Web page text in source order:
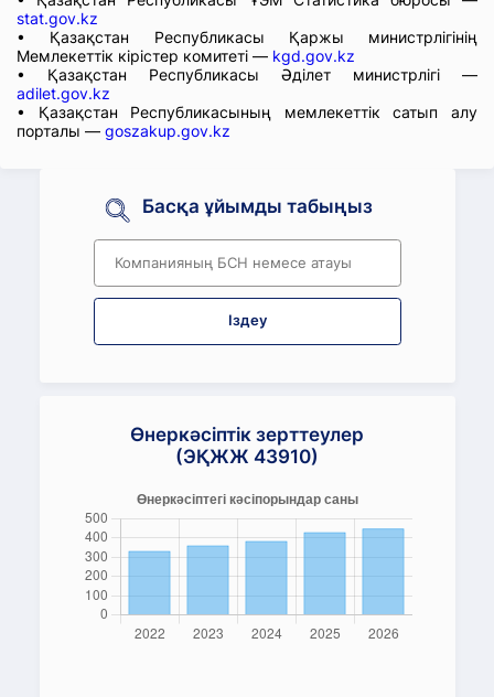
stat.gov.kz
• Қазақстан Республикасы Қаржы министрлігінің
Мемлекеттік кірістер комитеті — kgd.gov.kz
• Қазақстан Республикасы Әділет министрлігі —
adilet.gov.kz
• Қазақстан Республикасының мемлекеттік сатып алу
порталы — goszakup.gov.kz
Басқа ұйымды табыңыз
Іздеу
Өнеркәсіптік зерттеулер
(ЭҚЖЖ 43910)